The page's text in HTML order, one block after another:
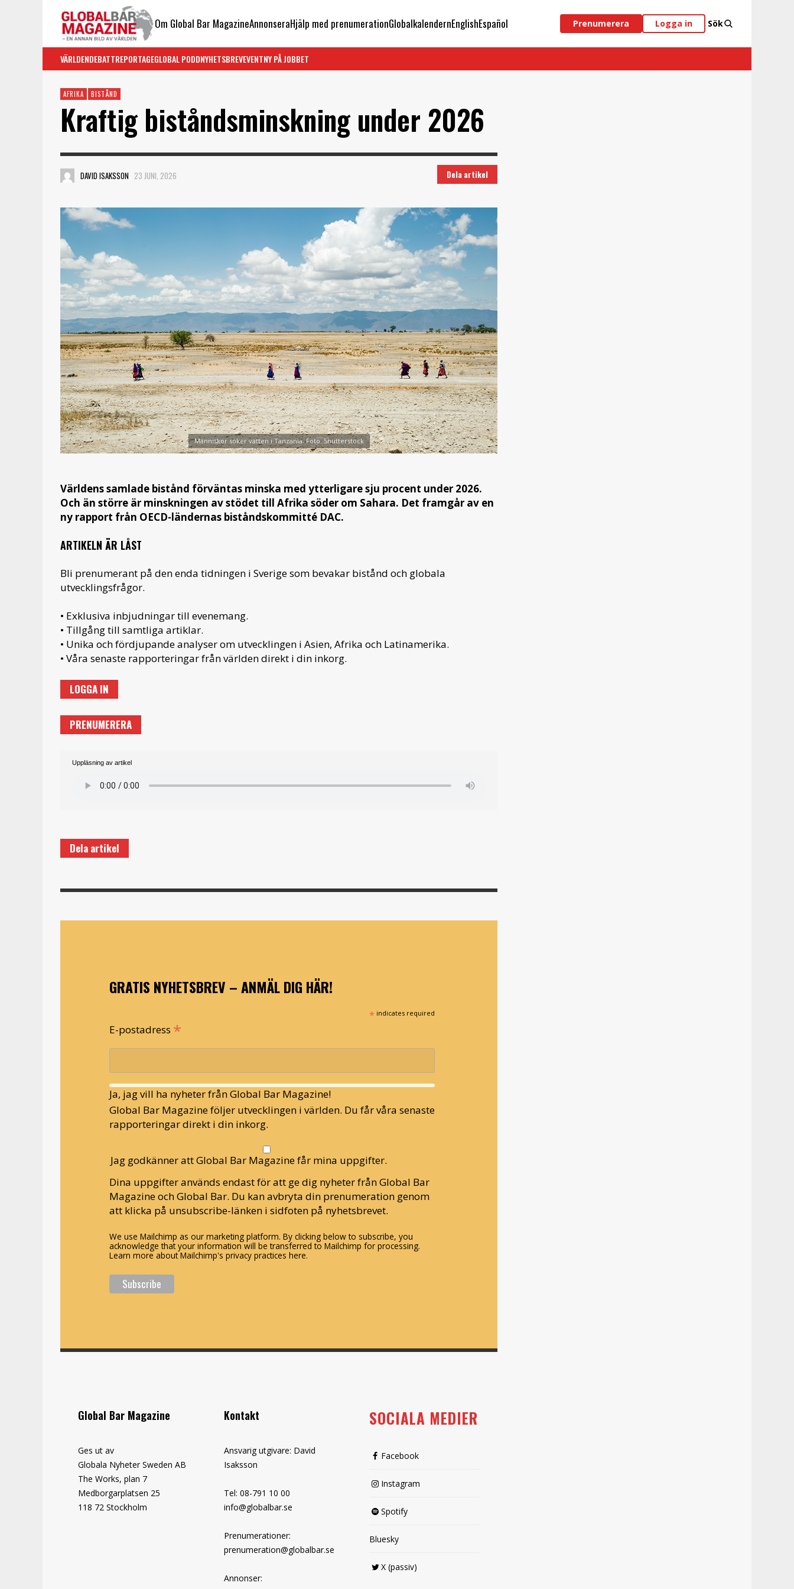
Om Global Bar MagazineAnnonseraHjälp med prenumerationGlobalkalendernEnglishEspañol Prenumerera Logga in Sök
VÄRLDENDEBATTREPORTAGEGLOBAL PODDNYHETSBREVEVENTNY PÅ JOBBET
AFRIKA BISTÅND
Kraftig biståndsminskning under 2026
DAVID ISAKSSON 23 JUNI, 2026 Dela artikel
Människor söker vatten i Tanzania. Foto. Shutterstock
Världens samlade bistånd förväntas minska med ytterligare sju procent under 2026.
Och än större är minskningen av stödet till Afrika söder om Sahara. Det framgår av en
ny rapport från OECD-ländernas biståndskommitté DAC.
ARTIKELN ÄR LÅST
Bli prenumerant på den enda tidningen i Sverige som bevakar bistånd och globala
utvecklingsfrågor.
• Exklusiva inbjudningar till evenemang.
• Tillgång till samtliga artiklar.
• Unika och fördjupande analyser om utvecklingen i Asien, Afrika och Latinamerika.
• Våra senaste rapporteringar från världen direkt i din inkorg.
LOGGA IN
PRENUMERERA
Uppläsning av artikel
Dela artikel
GRATIS NYHETSBREV – ANMÄL DIG HÄR!
* indicates required
E-postadress *
Ja, jag vill ha nyheter från Global Bar Magazine!
Global Bar Magazine följer utvecklingen i världen. Du får våra senaste
rapporteringar direkt i din inkorg.
Jag godkänner att Global Bar Magazine får mina uppgifter.
Dina uppgifter används endast för att ge dig nyheter från Global Bar
Magazine och Global Bar. Du kan avbryta din prenumeration genom
att klicka på unsubscribe-länken i sidfoten på nyhetsbrevet.
We use Mailchimp as our marketing platform. By clicking below to subscribe, you
acknowledge that your information will be transferred to Mailchimp for processing.
Learn more about Mailchimp's privacy practices here.
Global Bar Magazine
Ges ut av
Globala Nyheter Sweden AB
The Works, plan 7
Medborgarplatsen 25
118 72 Stockholm
Kontakt
Ansvarig utgivare: David
Isaksson
Tel: 08-791 10 00
info@globalbar.se
Prenumerationer:
prenumeration@globalbar.se
Annonser:
SOCIALA MEDIER
Facebook
Instagram
Spotify
Bluesky
X (passiv)